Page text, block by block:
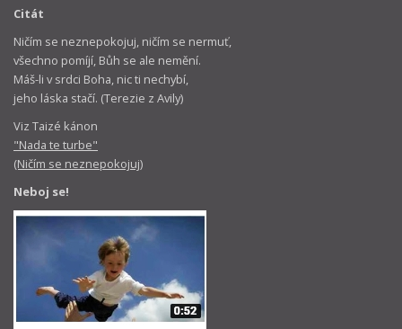
Citát
Ničím se neznepokojuj, ničím se nermuť,
všechno pomíjí, Bůh se ale nemění.
Máš-li v srdci Boha, nic ti nechybí,
jeho láska stačí. (Terezie z Avily)
Viz Taizé kánon
"Nada te turbe"
(Ničím se neznepokojuj)
Neboj se!